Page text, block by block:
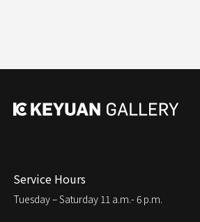
Service Hours
Tuesday – Saturday 11 a.m.- 6 p.m.